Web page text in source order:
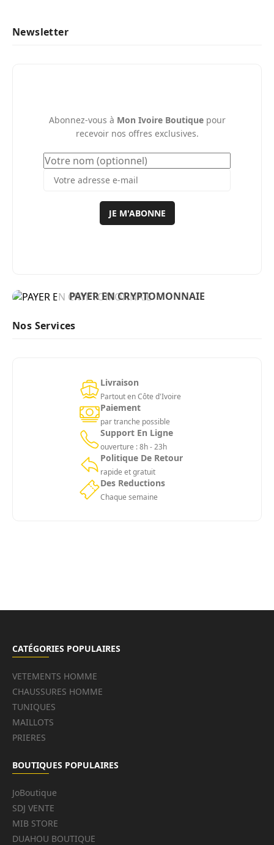
Newsletter
Abonnez-vous à Mon Ivoire Boutiquepour
recevoir nos offres exclusives.
JE M'ABONNE
PAYER EN CRYPTOMONNAIE
Nos Services
Livraison
Partout en Côte d'Ivoire
Paiement
par tranche possible
Support En Ligne
ouverture : 8h - 23h
Politique De Retour
rapide et gratuit
Des Reductions
Chaque semaine
CATÉGORIES POPULAIRES
VETEMENTS HOMME
CHAUSSURES HOMME
TUNIQUES
MAILLOTS
PRIERES
BOUTIQUES POPULAIRES
JoBoutique
SDJ VENTE
MIB STORE
DUAHOU BOUTIQUE